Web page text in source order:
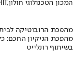
בשיתוף HIT,המכון הטכנולוגי חולון
מהפכת הרובוטיקה
מהפכת הניקיון החכם:
בשיתוף רונלייט